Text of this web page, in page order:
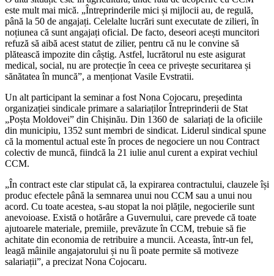
este mult mai mică. „Întreprinderile mici și mijlocii au, de regulă,
până la 50 de angajați. Celelalte lu­crări sunt executate de zilieri, în
noțiunea că sunt angajați oficial. De facto, deseori acești muncitori
refuză să aibă acest statut de zilier, pentru că nu le convine să
plăteas­că impozite din câștig. Astfel, lucrătorul nu este asigurat
medical, social, nu are protecție în ceea ce privește securitarea și
sănă­tatea în muncă”, a menționat Vasile Evstratii.
Un alt participant la seminar a fost Nona Cojocaru, președinta
organizației sindicale primare a salariaților Întreprinderii de Stat
„Poșta Moldovei” din Chișinău. Din 1360 de salariați de la oficiile
din municipiu, 1352 sunt membri de sindicat. Liderul sindical spune
că la momentul actual este în proces de negociere un nou Contract
colectiv de muncă, fiindcă la 21 iulie anul curent a expi­rat vechiul
CCM.
„În contract este clar stipulat că, la expira­rea contractului, clauzele își
produc efectele până la semnarea unui nou CCM sau a unui nou
acord. Cu toate acestea, s-au stopat la noi plățile, negocierile sunt
anevoioase. Există o hotărâre a Guvernului, care preve­de că toate
ajutoarele materiale, premiile, prevăzute în CCM, trebuie să fie
achitate din economia de retribuire a muncii. Aceasta, în­tr-un fel,
leagă mâinile angajatorului și nu îi poate permite să motiveze
salariații”, a pre­cizat Nona Cojocaru.